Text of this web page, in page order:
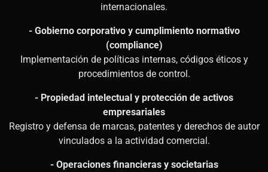
internacionales.
- Gobierno corporativo y cumplimiento normativo
(compliance)
Implementación de políticas internas, códigos éticos y
procedimientos de control.
- Propiedad intelectual y protección de activos
empresariales
Registro y defensa de marcas, patentes y derechos de autor
vinculados a la actividad comercial.
- Operaciones financieras y societarias